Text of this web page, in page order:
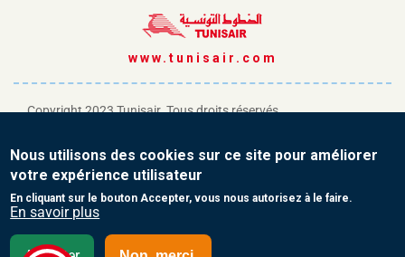
www.tunisair.com
Copyright 2023 Tunisair. Tous droits réservés
Conditions générales de Vente
Protection de vos données personnelles
Nous utilisons des cookies sur ce site pour améliorer
votre expérience utilisateur
En cliquant sur le bouton Accepter, vous nous autorisez à le faire.
En savoir plus